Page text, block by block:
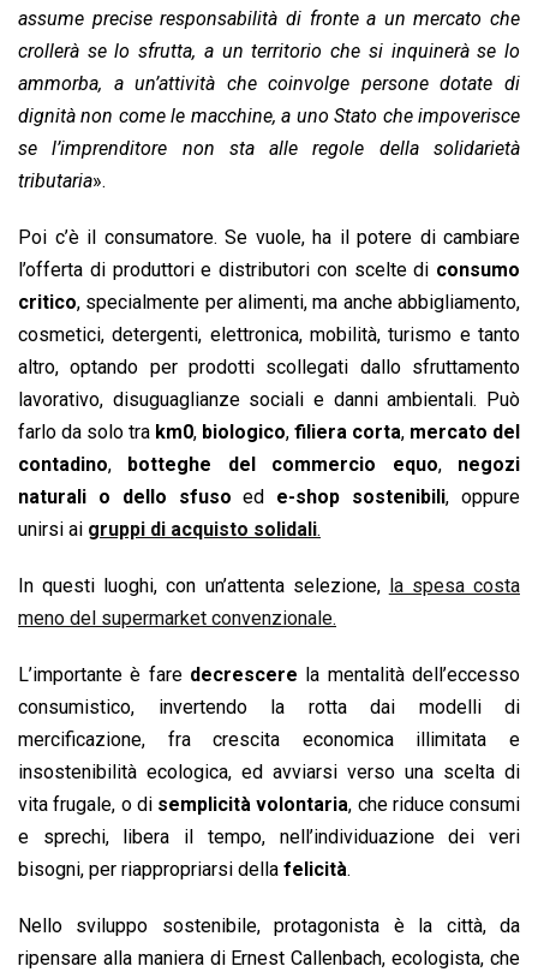
assume precise responsabilità di fronte a un mercato che
crollerà se lo sfrutta, a un territorio che si inquinerà se lo
ammorba, a un’attività che coinvolge persone dotate di
dignità non come le macchine, a uno Stato che impoverisce
se l’imprenditore non sta alle regole della solidarietà
tributaria».
Poi c’è il consumatore. Se vuole, ha il potere di cambiare
l’offerta di produttori e distributori con scelte di consumo
critico, specialmente per alimenti, ma anche abbigliamento,
cosmetici, detergenti, elettronica, mobilità, turismo e tanto
altro, optando per prodotti scollegati dallo sfruttamento
lavorativo, disuguaglianze sociali e danni ambientali. Può
farlo da solo tra km0, biologico, filiera corta, mercato del
contadino, botteghe del commercio equo, negozi
naturali o dello sfuso ed e-shop sostenibili, oppure
unirsi ai gruppi di acquisto solidali.
In questi luoghi, con un’attenta selezione, la spesa costa
meno del supermarket convenzionale.
L’importante è fare decrescere la mentalità dell’eccesso
consumistico, invertendo la rotta dai modelli di
mercificazione, fra crescita economica illimitata e
insostenibilità ecologica, ed avviarsi verso una scelta di
vita frugale, o di semplicità volontaria, che riduce consumi
e sprechi, libera il tempo, nell’individuazione dei veri
bisogni, per riappropriarsi della felicità.
Nello sviluppo sostenibile, protagonista è la città, da
ripensare alla maniera di Ernest Callenbach, ecologista, che